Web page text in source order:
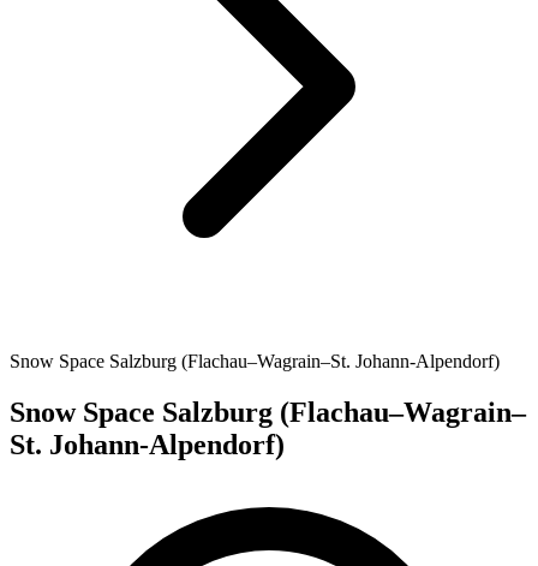
Snow Space Salzburg (Flachau–Wagrain–St. Johann-Alpendorf)
Snow Space Salzburg (Flachau–Wagrain–
St. Johann-Alpendorf)